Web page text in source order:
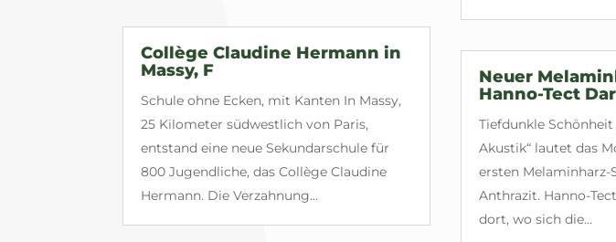
Collège Claudine Hermann in
Massy, F
Schule ohne Ecken, mit Kanten In Massy,
25 Kilometer südwestlich von Paris,
entstand eine neue Sekundarschule für
800 Jugendliche, das Collège Claudine
Hermann. Die Verzahnung...
Neuer
Hanno-Tect
Tiefdunkle
Akustik“ lautet das
ersten
Anthrazit. Hanno-
dort, wo sich die...